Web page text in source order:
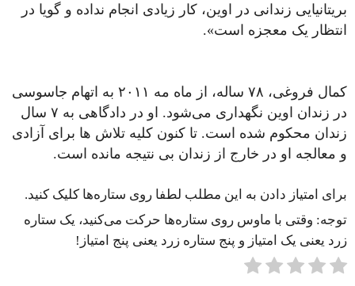
بریتانیایی زندانی در اوین، کار زیادی انجام نداده و گویا در
انتظار یک معجزه است».
کمال فروغی، ۷۸ ساله، از ماه مه ۲۰۱۱ به اتهام جاسوسی
در زندان اوین نگهداری می‌شود. او در دادگاهی به ۷ سال
زندان محکوم شده است. تا کنون کلیه تلاش ها برای آزادی
و معالجه او در خارج از زندان بی نتیجه مانده است.
برای امتیاز دادن به این مطلب لطفا روی ستاره‌ها کلیک کنید.
توجه: وقتی با ماوس روی ستاره‌ها حرکت می‌کنید، یک ستاره
زرد یعنی یک امتیاز و پنج ستاره زرد یعنی پنج امتیاز!